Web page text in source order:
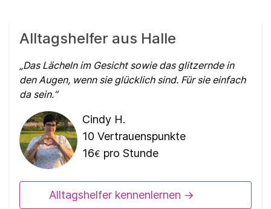
Alltagshelfer aus Halle
Das Lächeln im Gesicht sowie das glitzernde in
den Augen, wenn sie glücklich sind. Für sie einfach
da sein.
Cindy H.
10 Vertrauenspunkte
16€ pro Stunde
Alltagshelfer kennenlernen ->